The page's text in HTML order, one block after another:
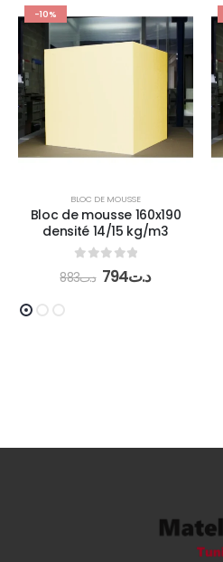
-10%
BLOC DE MOUSSE
Bloc de mousse 160x190
densité 14/15 kg/m3
out of 5
د.ت883 د.ت794